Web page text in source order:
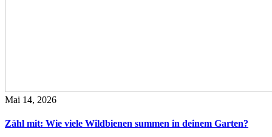
Mai 14, 2026
Zähl mit: Wie viele Wildbienen summen in deinem Garten?